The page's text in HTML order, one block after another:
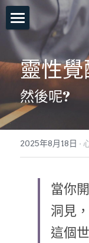
首頁
關於老師
一對一服務
催眠服務
塔羅示現
預約各項
自我催眠
元辰宮工
解夢與清
催眠師培訓
真知催眠
催眠師進
免費講座
認識催眠
一個小時
好評回饋
靈性覺
然後呢?
2025年8月18日 ·
當你
洞見
這個
所有商品分類